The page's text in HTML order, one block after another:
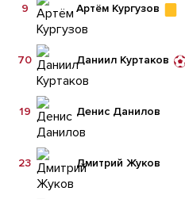
Артём Кургузов
9
Даниил Куртаков
70
Денис Данилов
19
Дмитрий Жуков
23